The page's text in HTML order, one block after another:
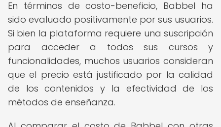
En términos de costo-beneficio, Babbel ha
sido evaluado positivamente por sus usuarios.
Si bien la plataforma requiere una suscripción
para acceder a todos sus cursos y
funcionalidades, muchos usuarios consideran
que el precio está justificado por la calidad
de los contenidos y la efectividad de los
métodos de enseñanza.